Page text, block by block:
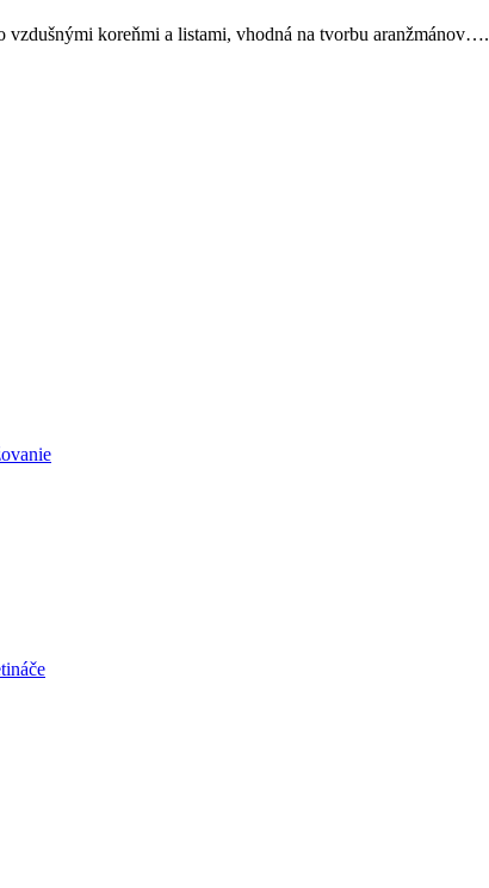
koreňmi a listami, vhodná na tvorbu aranžmánov….